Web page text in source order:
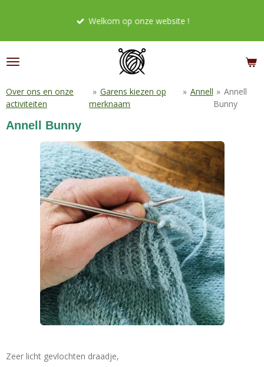
hoofdinhoud
Welkom op onze website !
Over ons en onze
activiteiten
» Garens kiezen op
merknaam
» Annell » Annell
Bunny
Annell Bunny
Zeer licht gevlochten draadje,